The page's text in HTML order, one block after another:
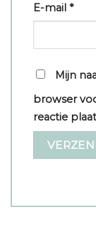
E-mail *
Mijn
browser
reactie